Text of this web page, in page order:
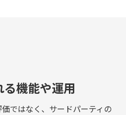
機能や運用
ではなく、サードパーティの